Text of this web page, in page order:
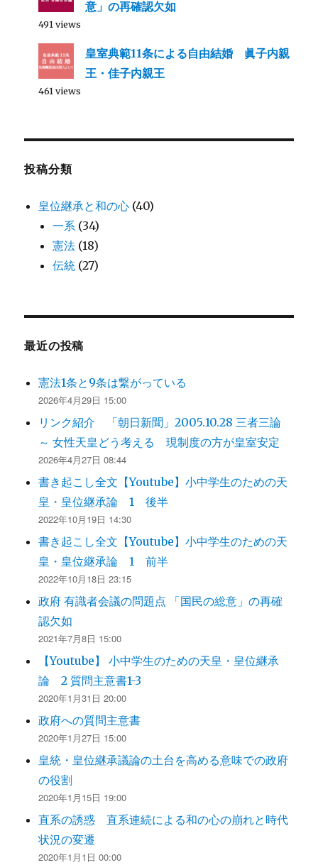
意」の再確認欠如
491 views
皇室典範11条による自由結婚 眞子内親
王・佳子内親王
461 views
投稿分類
皇位継承と和の心 (40)
一系 (34)
憲法 (18)
伝統 (27)
最近の投稿
憲法1条と9条は繋がっている
2026年4月29日 15:00
リンク紹介 「朝日新聞」2005.10.28 三者三論
～ 女性天皇どう考える 現制度の方が皇室安定
2026年4月27日 08:44
書き起こし全文【Youtube】小中学生のための天
皇・皇位継承論 1 後半
2022年10月19日 14:30
書き起こし全文【Youtube】小中学生のための天
皇・皇位継承論 1 前半
2022年10月18日 23:15
政府 有識者会議の問題点 「国民の総意」の再確
認欠如
2021年7月8日 15:00
【Youtube】 小中学生のための天皇・皇位継承
論 2 質問主意書1-3
2020年1月31日 20:00
政府への質問主意書
2020年1月27日 15:00
皇統・皇位継承議論の土台を高める意味での政府
の役割
2020年1月15日 19:00
直系の誘惑 直系連続による和の心の崩れと時代
状況の変遷
2020年1月1日 00:00